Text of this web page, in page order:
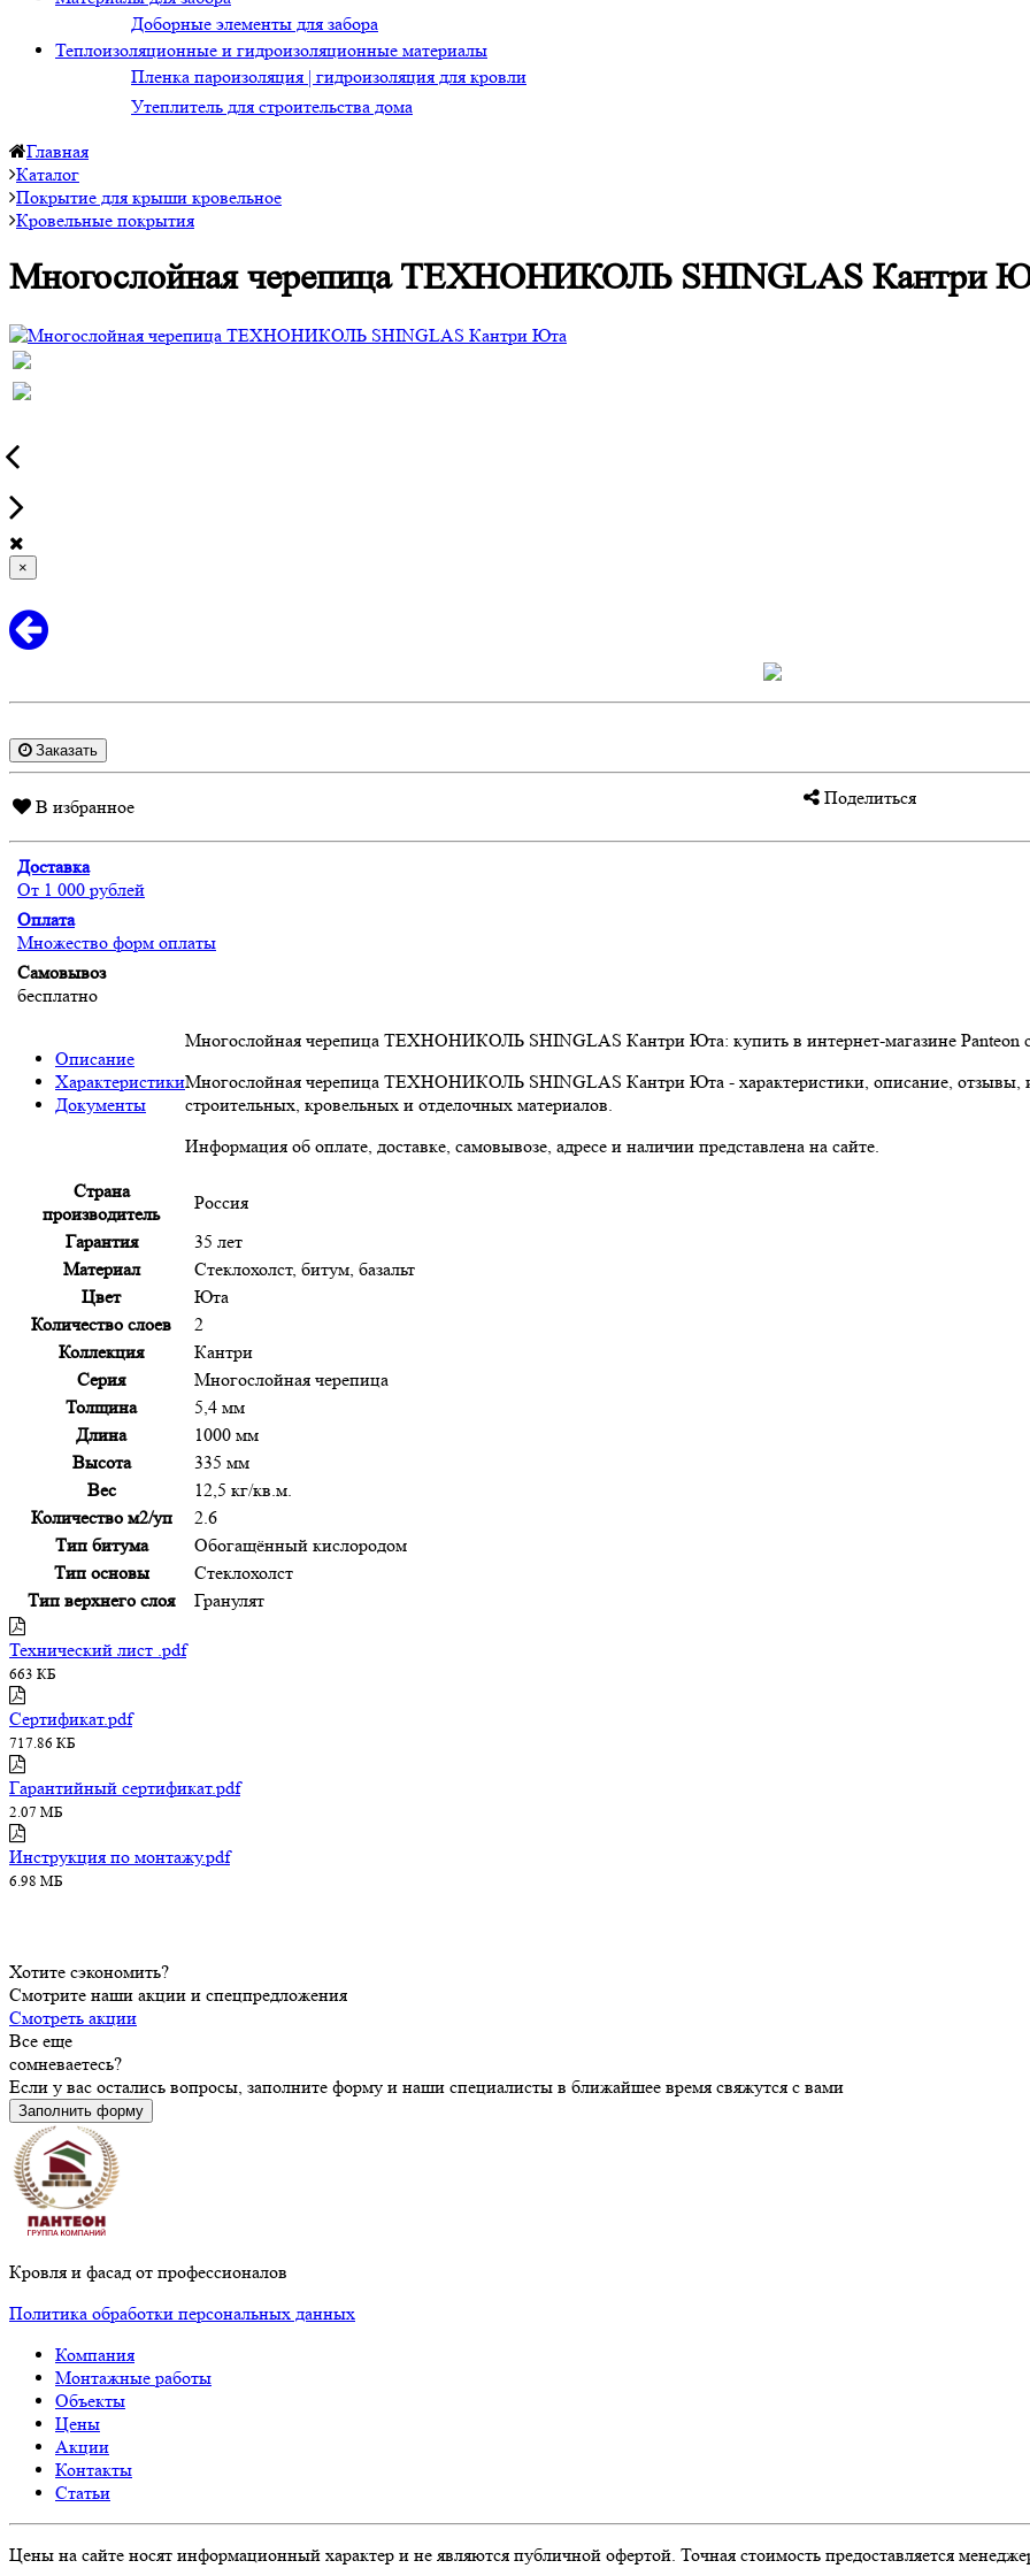
Доборные элементы для забора
Теплоизоляционные и гидроизоляционные материалы
Пленка пароизоляция | гидроизоляция для кровли
Утеплитель для строительства дома
Главная
Каталог
Покрытие для крыши кровельное
Кровельные покрытия
Многослойная черепица ТЕХНОНИКОЛЬ SHINGLAS Кантри
×
Заказать
В избранное Поделиться
Доставка
От 1 000 рублей
Оплата
Множество форм оплаты
Самовывоз
бесплатно
Описание
Характеристики
Документы
Многослойная черепица ТЕХНОНИКОЛЬ SHINGLAS Кантри Юта: купить в интернет-магазине Panteon
Многослойная черепица ТЕХНОНИКОЛЬ SHINGLAS Кантри Юта - характеристики, описание, отзывы,
строительных, кровельных и отделочных материалов.
Информация об оплате, доставке, самовывозе, адресе и наличии представлена на сайте.
Страна
производитель
Россия
Гарантия
35 лет
Материал
Стеклохолст, битум, базальт
Цвет
Юта
Количество слоев
2
Коллекция
Кантри
Серия
Многослойная черепица
Толщина
5,4 мм
Длина
1000 мм
Высота
335 мм
Вес
12,5 кг/кв.м.
Количество м2/уп
2.6
Тип битума
Обогащённый кислородом
Тип основы
Стеклохолст
Тип верхнего слоя
Гранулят
Технический лист .pdf
663 КБ
Сертификат.pdf
717.86 КБ
Гарантийный сертификат.pdf
2.07 МБ
Инструкция по монтажу.pdf
6.98 МБ
Хотите сэкономить?
Смотрите наши акции и спецпредложения
Смотреть акции
Все еще
сомневаетесь?
Если у вас остались вопросы, заполните форму и наши специалисты в ближайшее время свяжутся с вами
Заполнить форму
Кровля и фасад от профессионалов
Политика обработки персональных данных
Компания
Монтажные работы
Объекты
Цены
Акции
Контакты
Статьи
Цены на сайте носят информационный характер и не являются публичной офертой. Точная стоимость предоставляется